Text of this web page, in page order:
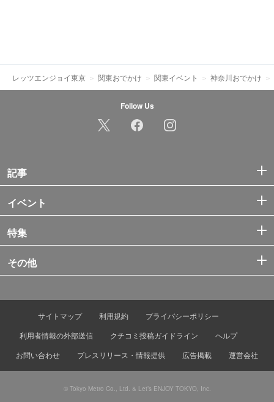
レッツエンジョイ東京 関東おでかけ 関東イベント 神奈川おでかけ
Follow Us
記事
イベント
特集
その他
サイトマップ 利用規約
プライバシーポリシー
利用者情報の外部送信
クチコミ投稿ガイドライン
ヘルプ
お問い合わせ
プレスリリース・情報提供 広告掲載 運営会社
© Tokyo Metro Co., Ltd. & Let’s ENJOY TOKYO, Inc.